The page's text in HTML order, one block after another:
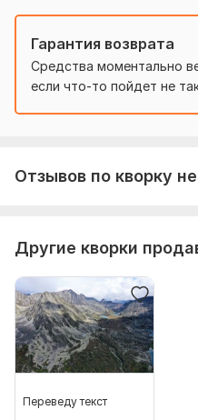
с Английского на
с Русского на
Гарантия возврата
Средства моментально
если что-то пойдет не
Отзывов по кворку
Другие кворки
Переведу текст